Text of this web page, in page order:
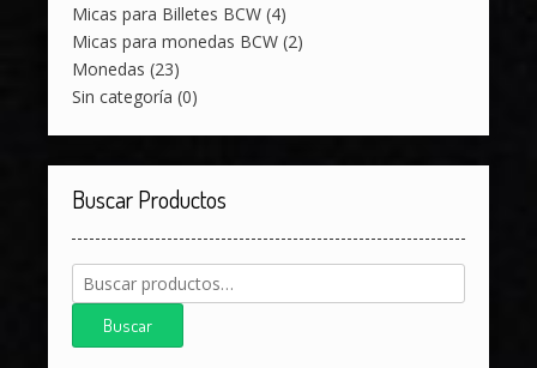
Micas para Billetes BCW (4)
Micas para monedas BCW (2)
Monedas (23)
Sin categoría (0)
Buscar Productos
Buscar
por:
Buscar